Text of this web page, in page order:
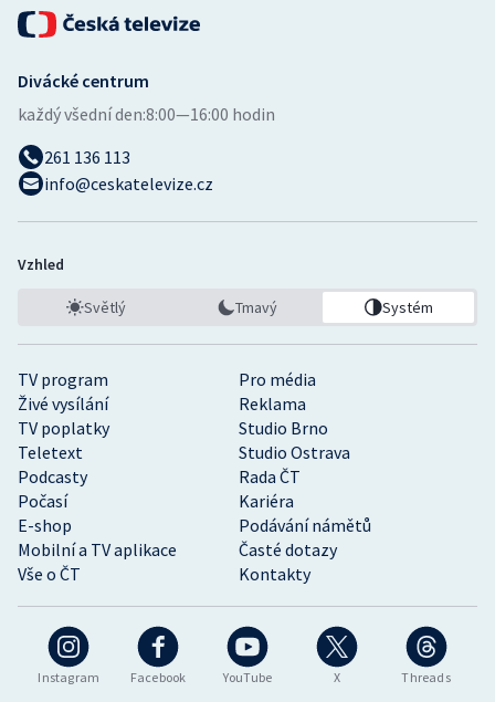
Instagram Facebook YouTube X Threads
TV program
Pro média
Živé vysílání
Reklama
TV poplatky
Studio Brno
Teletext
Studio Ostrava
Podcasty
Rada ČT
Počasí
Kariéra
E-shop
Podávání námětů
Mobilní a TV aplikace
Časté dotazy
Vše o ČT
Kontakty
Divácké centrum
každý všední den:8:00—16:00 hodin
261 136 113
info@ceskatelevize.cz
Vzhled
Světlý Tmavý Systém